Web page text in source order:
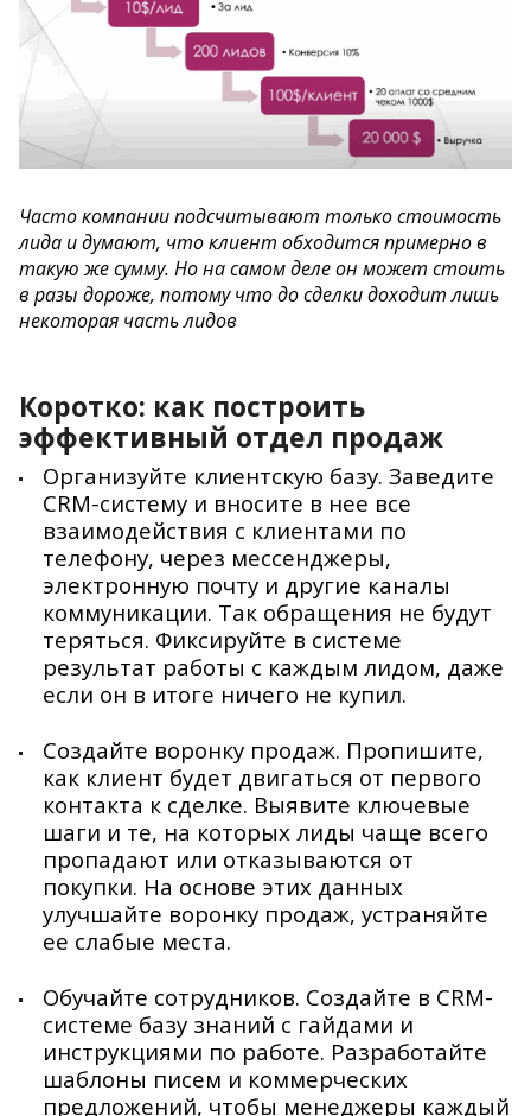
Часто компании подсчитывают только стоимость
лида и думают, что клиент обходится примерно в
такую же сумму. Но на самом деле он может стоить
в разы дороже, потому что до сделки доходит лишь
некоторая часть лидов
Коротко: как построить
эффективный отдел продаж
Организуйте клиентскую базу. Заведите
CRM-систему и вносите в нее все
взаимодействия с клиентами по
телефону, через мессенджеры,
электронную почту и другие каналы
коммуникации. Так обращения не будут
теряться. Фиксируйте в системе
результат работы с каждым лидом, даже
если он в итоге ничего не купил.
Создайте воронку продаж. Пропишите,
как клиент будет двигаться от первого
контакта к сделке. Выявите ключевые
шаги и те, на которых лиды чаще всего
пропадают или отказываются от
покупки. На основе этих данных
улучшайте воронку продаж, устраняйте
ее слабые места.
Обучайте сотрудников. Создайте в CRM-
системе базу знаний с гайдами и
инструкциями по работе. Разработайте
шаблоны писем и коммерческих
предложений, чтобы менеджеры каждый